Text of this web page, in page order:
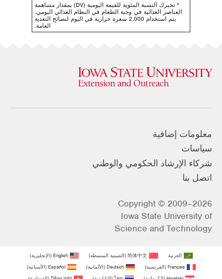
* تخبرك النسبة المئوية للقيمة اليومية (DV) بمقدار مساهمة
العناصر الغذائية في وجبة الطعام في النظام الغذائي اليومي.
يتم استخدام 2,000 سعرة حرارية في اليوم لنصائح التغذية
العامة.
معلومات إضافية
سياسات
شركاء الإرشاد الحكومي والوطني
اتصل بنا
Copyright © 2009–2026
Iowa State University of
Science and Technology
العربية 简体中文
(الصينية المبسطة)
English
(الإنجليزية)
Français
(الفرنسية)
Deutsch
(الألمانية)
Español
(الأسبانية)